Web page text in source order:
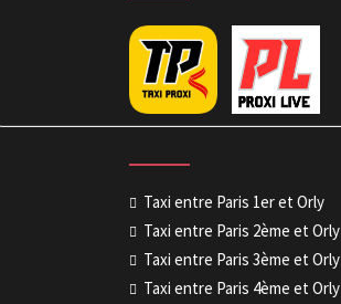
Taxi entre Paris 1er et Orly
Taxi entre Paris 2ème et Orly
Taxi entre Paris 3ème et Orly
Taxi entre Paris 4ème et Orly